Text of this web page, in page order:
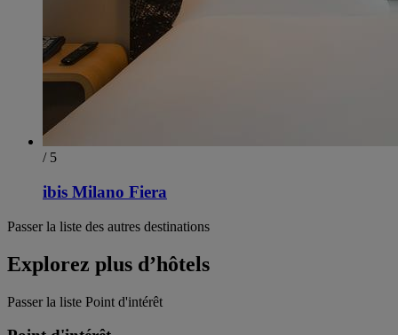
/ 5
ibis Milano Fiera
Passer la liste des autres destinations
Explorez plus d’hôtels
Passer la liste Point d'intérêt